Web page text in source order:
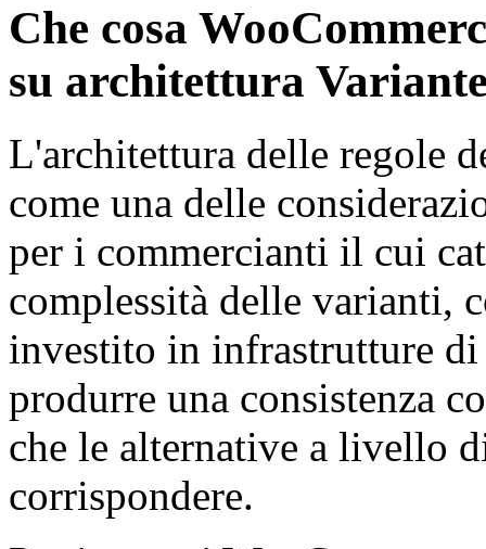
Che cosa
su architettura
L'architettura delle regole
come una delle
per i commercianti il cui
complessità delle varianti,
investito in infrastrutture
produrre una consistenza
che le alternative a livello
corrispondere.